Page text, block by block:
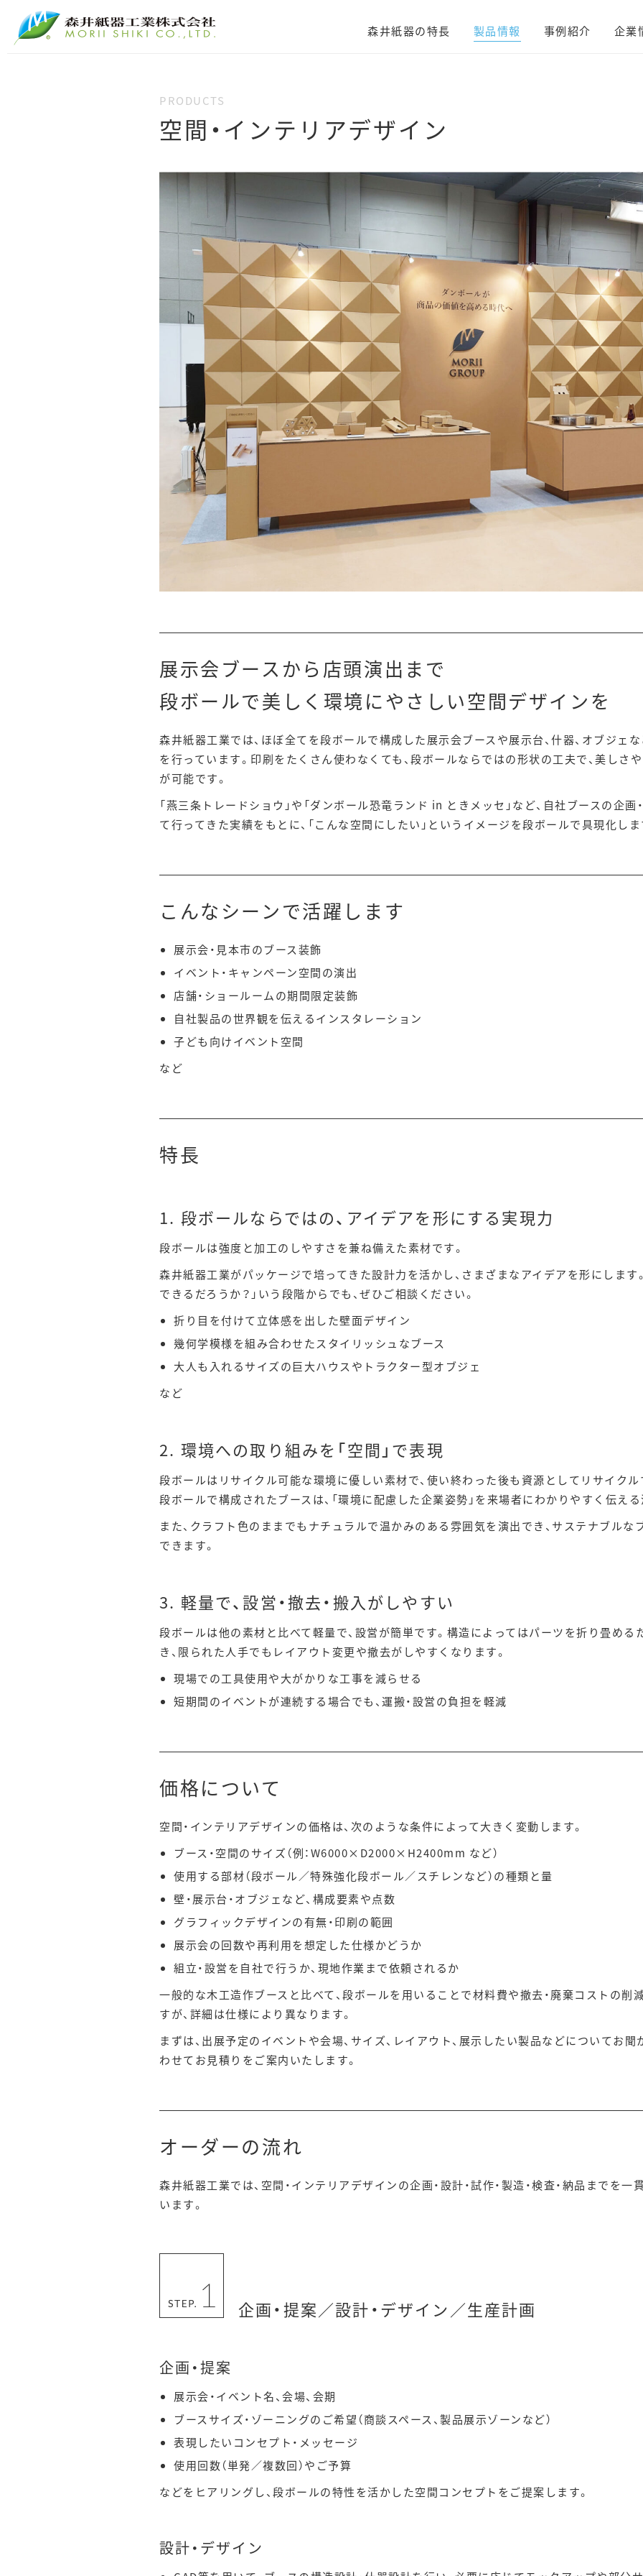
森井紙器の特長 製品情報 事例紹介 企業
空間・インテリアデザイン
展示会ブースから店頭演出まで
段ボールで美しく環境にやさしい空間デザインを
森井紙器工業では、ほぼ全てを段ボールで構成した展示会ブースや展示台、什器、オブジェな
を行っています。印刷をたくさん使わなくても、段ボールならではの形状の工夫で、美しさ
が可能です。
「燕三条トレードショウ」や「ダンボール恐竜ランド in ときメッセ」など、自社ブースの企画
て行ってきた実績をもとに、「こんな空間にしたい」というイメージを段ボールで具現化しま
こんなシーンで活躍します
展示会・見本市のブース装飾
イベント・キャンペーン空間の演出
店舗・ショールームの期間限定装飾
自社製品の世界観を伝えるインスタレーション
子ども向けイベント空間
など
特長
1. 段ボールならではの、アイデアを形にする実現力
段ボールは強度と加工のしやすさを兼ね備えた素材です。
森井紙器工業がパッケージで培ってきた設計力を活かし、さまざまなアイデアを形にします
できるだろうか？」いう段階からでも、ぜひご相談ください。
折り目を付けて立体感を出した壁面デザイン
幾何学模様を組み合わせたスタイリッシュなブース
大人も入れるサイズの巨大ハウスやトラクター型オブジェ
など
2. 環境への取り組みを「空間」で表現
段ボールはリサイクル可能な環境に優しい素材で、使い終わった後も資源としてリサイク
段ボールで構成されたブースは、「環境に配慮した企業姿勢」を来場者にわかりやすく伝える
また、クラフト色のままでもナチュラルで温かみのある雰囲気を演出でき、サステナブルな
できます。
3. 軽量で、設営・撤去・搬入がしやすい
段ボールは他の素材と比べて軽量で、設営が簡単です。構造によってはパーツを折り畳める
き、限られた人手でもレイアウト変更や撤去がしやすくなります。
現場での工具使用や大がかりな工事を減らせる
短期間のイベントが連続する場合でも、運搬・設営の負担を軽減
価格について
空間・インテリアデザインの価格は、次のような条件によって大きく変動します。
ブース・空間のサイズ（例：W6000×D2000×H2400mm など）
使用する部材（段ボール／特殊強化段ボール／スチレンなど）の種類と量
壁・展示台・オブジェなど、構成要素や点数
グラフィックデザインの有無・印刷の範囲
展示会の回数や再利用を想定した仕様かどうか
組立・設営を自社で行うか、現地作業まで依頼されるか
一般的な木工造作ブースと比べて、段ボールを用いることで材料費や撤去・廃棄コストの削
すが、詳細は仕様により異なります。
まずは、出展予定のイベントや会場、サイズ、レイアウト、展示したい製品などについてお
わせてお見積りをご案内いたします。
オーダーの流れ
森井紙器工業では、空間・インテリアデザインの企画・設計・試作・製造・検査・納品までを
います。
企画・提案／設計・デザイン／生産計画
企画・提案
展示会・イベント名、会場、会期
ブースサイズ・ゾーニングのご希望（商談スペース、製品展示ゾーンなど）
表現したいコンセプト・メッセージ
使用回数（単発／複数回）やご予算
などをヒアリングし、段ボールの特性を活かした空間コンセプトをご提案します。
設計・デザイン